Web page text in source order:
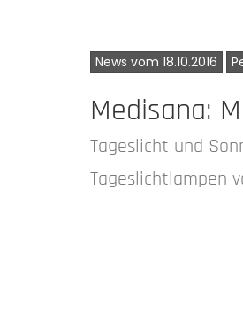
News vom 18.10.2016
Medisana:
Tageslicht und
Tageslichtlampen